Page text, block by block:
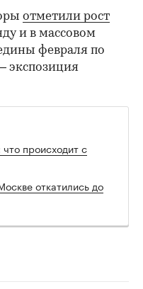
отметили рост
и в массовом
февраля по
экспозиция
происходит с
откатились до